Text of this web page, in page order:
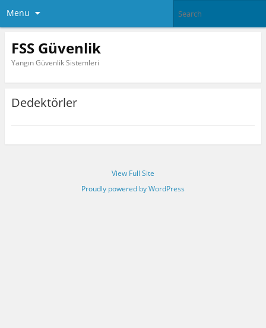
Menu
FSS Güvenlik
Yangın Güvenlik Sistemleri
Dedektörler
View Full Site
Proudly powered by WordPress